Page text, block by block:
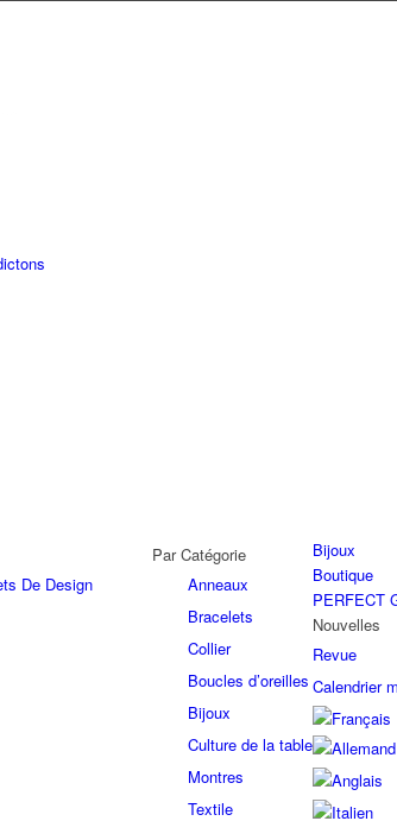
Bijoux
De Design
Par Catégorie
Anneaux
Bracelets
Collier
Boucles d’oreilles
Bijoux
Culture de la table
Montres
Textile
Boutique
PERFECT
Nouvelles
Revue
Calendrier